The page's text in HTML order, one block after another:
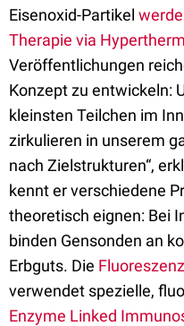
Eisenoxid-Partikel
Therapie via
Veröffentlichungen
Konzept zu entwickeln:
kleinsten Teilchen im
zirkulieren in unserem
nach Zielstrukturen“,
kennt er verschiedene
theoretisch eignen: Bei
binden Gensonden an
Erbguts. Die
verwendet spezielle,
Enzyme Linked